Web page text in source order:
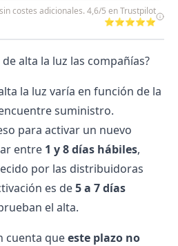
costes adicionales. 4,6/5 en Trustpilot
⭐⭐⭐⭐⭐
alta la luz las compañías?
la luz varía en función de la
suministro.
para activar un nuevo
entre 1 y 8 días hábiles,
por las distribuidoras
es de5 a 7 días
el alta.
cuenta queeste plazo no